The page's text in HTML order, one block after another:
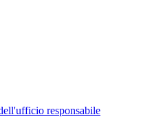
responsabile